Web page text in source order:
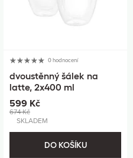
0 hodnocení
dvoustěnný šálek na
latte, 2x400 ml
599 Kč
674 Kč
SKLADEM
DO KOŠÍKU